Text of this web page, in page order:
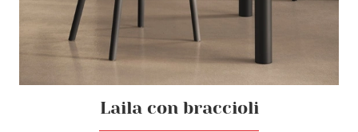
Laila con braccioli